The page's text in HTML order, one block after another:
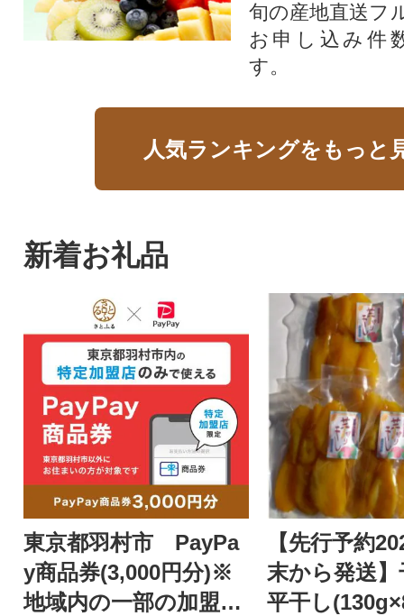
旬の産地直送フ
お申し込み件
す。
人気ランキングをもっと
新着お礼品
東京都羽村市 PayPa
y商品券(3,000円分)※
地域内の一部の加盟店
【先行予約
末から発送
平干し